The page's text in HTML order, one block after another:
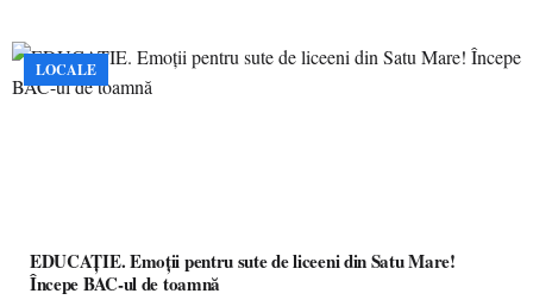
LOCALE
EDUCAȚIE. Emoții pentru sute de liceeni din Satu Mare!
Începe BAC-ul de toamnă